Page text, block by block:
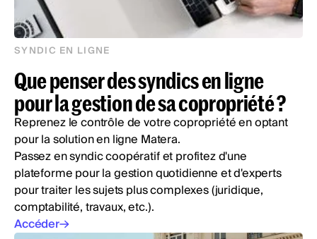
SYNDIC EN LIGNE
Que penser des syndics en ligne
pour la gestion de sa copropriété ?
Reprenez le contrôle de votre copropriété en optant
pour la solution en ligne Matera.
Passez en syndic coopératif et profitez d'une
plateforme pour la gestion quotidienne et d'experts
pour traiter les sujets plus complexes (juridique,
comptabilité, travaux, etc.).
Accéder